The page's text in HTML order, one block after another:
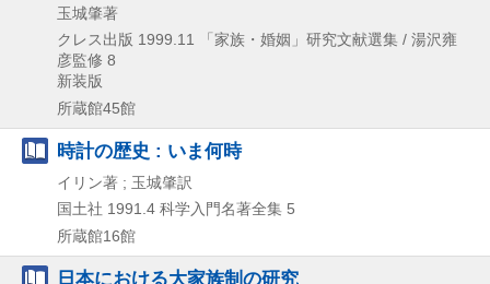
玉城肇著
クレス出版 1999.11
「家族・婚姻」研究文献選集 / 湯沢雍
彦監修 8
新装版
所蔵館45館
時計の歴史 : いま何時
イリン著 ; 玉城肇訳
国土社 1991.4 科学入門名著全集 5
所蔵館16館
日本における大家族制の研究